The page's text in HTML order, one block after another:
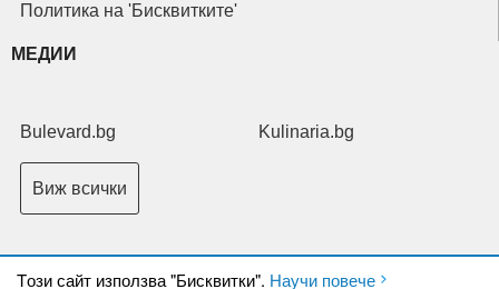
Tози сайт използва "Бисквитки". Научи повече
Политика на 'Бисквитките'
МЕДИИ
Bulevard.bg Kulinaria.bg
Виж всички